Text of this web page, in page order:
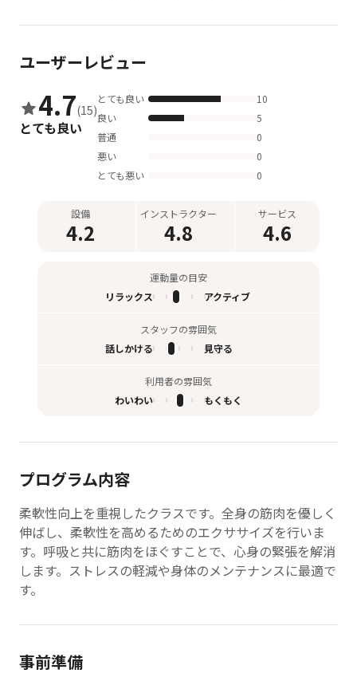
ユーザーレビュー
4.7(15)
とても良い
とても良い
10
良い
5
普通
0
悪い
0
とても悪い
0
設備
4.2
インストラクター
4.8
サービス
4.6
運動量の目安
リラックス
アクティブ
スタッフの雰囲気
話しかける
見守る
利用者の雰囲気
わいわい
もくもく
プログラム内容
柔軟性向上を重視したクラスです。全身の筋肉を優しく
伸ばし、柔軟性を高めるためのエクササイズを行いま
す。呼吸と共に筋肉をほぐすことで、心身の緊張を解消
します。ストレスの軽減や身体のメンテナンスに最適で
す。
事前準備